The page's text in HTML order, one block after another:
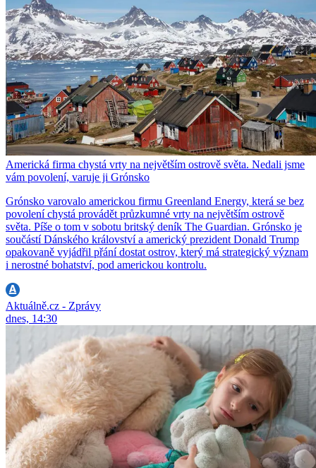
Americká firma chystá vrty na největším ostrově světa. Nedali jsme
vám povolení, varuje ji Grónsko
Grónsko varovalo americkou firmu Greenland Energy, která se bez
povolení chystá provádět průzkumné vrty na největším ostrově
světa. Píše o tom v sobotu britský deník The Guardian. Grónsko je
součástí Dánského království a americký prezident Donald Trump
opakovaně vyjádřil přání dostat ostrov, který má strategický význam
i nerostné bohatství, pod americkou kontrolu.
Aktuálně.cz - Zprávy
dnes, 14:30